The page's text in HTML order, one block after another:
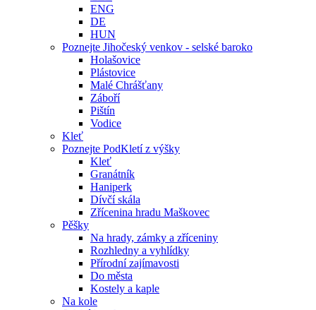
ENG
DE
HUN
Poznejte Jihočeský venkov - selské baroko
Holašovice
Plástovice
Malé Chrášťany
Záboří
Pištín
Vodice
Kleť
Poznejte PodKletí z výšky
Kleť
Granátník
Haniperk
Dívčí skála
Zřícenina hradu Maškovec
Pěšky
Na hrady, zámky a zříceniny
Rozhledny a vyhlídky
Přírodní zajímavosti
Do města
Kostely a kaple
Na kole